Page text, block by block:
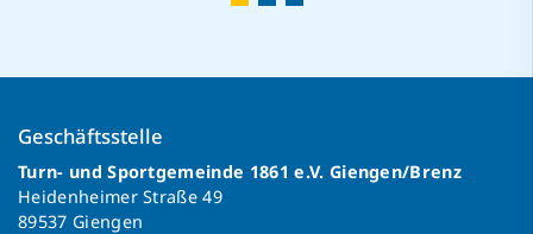
Geschäftsstelle
Turn- und Sportgemeinde 1861 e.V. Giengen/Brenz
Heidenheimer Straße 49
89537 Giengen